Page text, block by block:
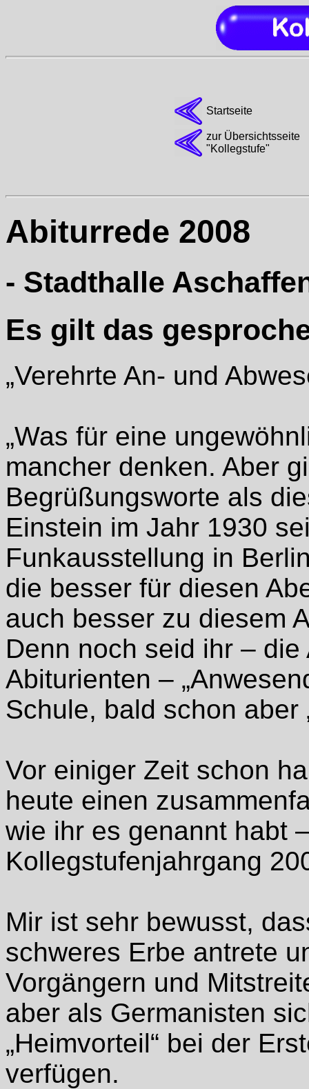
Startseite
zur Übersichtsseite
"Kollegstufe"
Abiturrede 2008
- Stadthalle
Es gilt das
„Verehrte An- und
„Was für eine
mancher denken. Aber
Begrüßungsworte als
Einstein im Jahr 1930
Funkausstellung in
die besser für diesen
auch besser zu diesem
Denn noch seid ihr –
Abiturienten –
Schule, bald schon aber
Vor einiger Zeit schon
heute einen
wie ihr es genannt habt
Kollegstufenjahrgang
Mir ist sehr bewusst,
schweres Erbe antrete
Vorgängern und
aber als Germanisten
„Heimvorteil“ bei der
verfügen.